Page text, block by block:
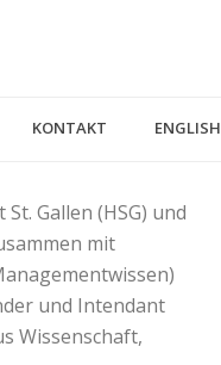
KONTAKT ENGLISH
Gallen (HSG) und
mit
und Intendant
Wissenschaft,